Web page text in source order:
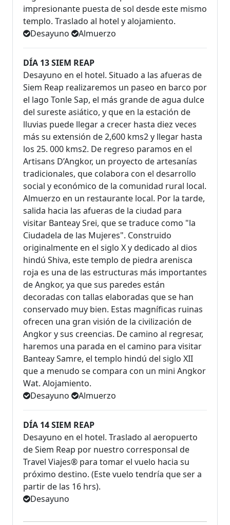
impresionante puesta de sol desde este mismo
templo. Traslado al hotel y alojamiento.
Desayuno
Almuerzo
DÍA 13 SIEM REAP
Desayuno en el hotel. Situado a las afueras de
Siem Reap realizaremos un paseo en barco por
el lago Tonle Sap, el más grande de agua dulce
del sureste asiático, y que en la estación de
lluvias puede llegar a crecer hasta diez veces
más su extensión de 2,600 kms2 y llegar hasta
los 25. 000 kms2. De regreso paramos en el
Artisans D’Angkor, un proyecto de artesanías
tradicionales, que colabora con el desarrollo
social y económico de la comunidad rural local.
Almuerzo en un restaurante local. Por la tarde,
salida hacia las afueras de la ciudad para
visitar Banteay Srei, que se traduce como "la
Ciudadela de las Mujeres". Construido
originalmente en el siglo X y dedicado al dios
hindú Shiva, este templo de piedra arenisca
roja es una de las estructuras más importantes
de Angkor, ya que sus paredes están
decoradas con tallas elaboradas que se han
conservado muy bien. Estas magníficas ruinas
ofrecen una gran visión de la civilización de
Angkor y sus creencias. De camino al regresar,
haremos una parada en el camino para visitar
Banteay Samre, el templo hindú del siglo XII
que a menudo se compara con un mini Angkor
Wat. Alojamiento.
Desayuno
Almuerzo
DÍA 14 SIEM REAP
Desayuno en el hotel. Traslado al aeropuerto
de Siem Reap por nuestro corresponsal de
Travel Viajes® para tomar el vuelo hacia su
próximo destino. (Este vuelo tendría que ser a
partir de las 16 hrs).
Desayuno